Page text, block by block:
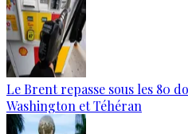
Le Brent repasse sous les 80
Washington et Téhéran